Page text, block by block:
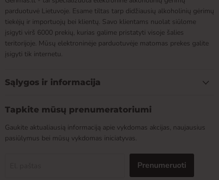
parduotuvė Lietuvoje. Esame tiltas tarp didžiausių alkoholinių gėrimų
tiekėjų ir importuojų bei klientų. Savo klientams nuolat siūlome
įsigyti virš 6000 prekių, kurias galime pristatyti visoje šalies
teritorijoje. Mūsų elektroninėje parduotuvėje matomas prekes galite
įsigyti tik internetu.
Sąlygos ir informacija
Tapkite mūsų prenumeratoriumi
Gaukite aktualiausią informaciją apie vykdomas akcijas, naujausius
pasiūlymus bei mūsų vykdomas iniciatyvas.
Prenumeruoti